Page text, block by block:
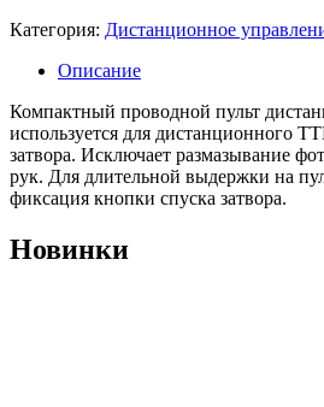
Категория: Дистанционное
Описание
Компактный проводной пульт
используется для дистанционного
затвора. Исключает размазывание
рук. Для длительной выдержки на
фиксация кнопки спуска затвора.
Новинки